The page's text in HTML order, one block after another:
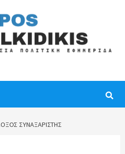
ΣΥΝΑΞΑΡΙΣΤΉΣ